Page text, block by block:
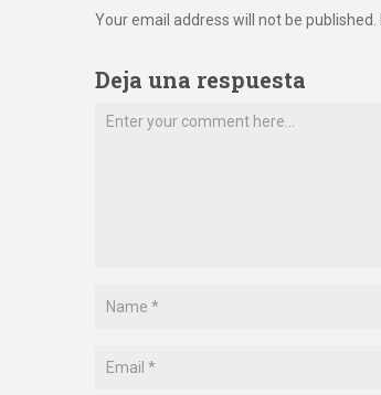
Your email address will not be
Deja una respuesta